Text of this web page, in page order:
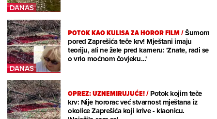
POTOK KAO KULISA ZA HOROR FILM/Šumom
pored Zaprešića teče krv! Mještani imaju
teoriju, ali ne žele pred kameru: 'Znate, radi se
o vrlo moćnom čovjeku...'
OPREZ: UZNEMIRUJUĆE!/Potok kojim teče
krv: Nije hororac već stvarnost mještana iz
okolice Zaprešića koji krive - klaonicu.